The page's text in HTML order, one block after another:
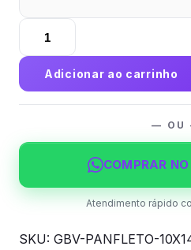
Panfleto
10x14cm
—
Couchê
120g
quantidade
Adicionar ao carrinho
— OU
COMPRAR
Atendimento rápido
SKU: GBV-PANFLETO-